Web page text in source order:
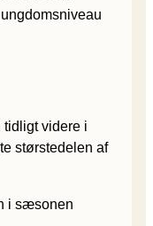
tidligt videre i
størstedelen af
i sæsonen